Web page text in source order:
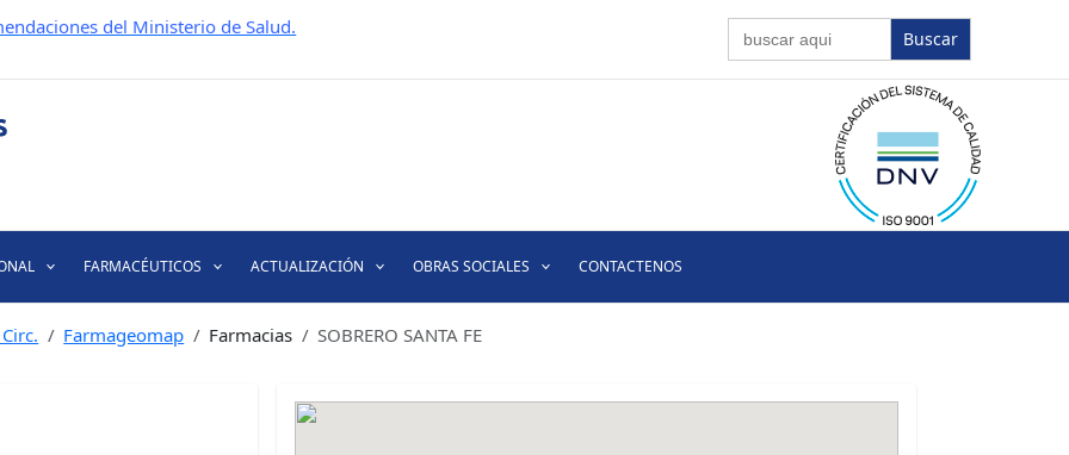
del Ministerio de Salud. Buscar:
FARMACÉUTICOS ACTUALIZACIÓN OBRAS SOCIALES CONTACTENOS
Farmageomap Farmacias SOBRERO SANTA FE